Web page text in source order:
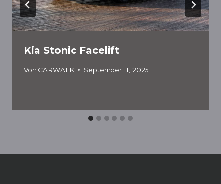
Kia Stonic Facelift
Von CARWALK September 11, 2025